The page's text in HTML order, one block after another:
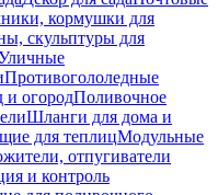
кормушки для
скульптуры для
Противогололедные
и огородПоливочное
Шланги для дома и
для теплицМодульные
отпугиватели
и контроль